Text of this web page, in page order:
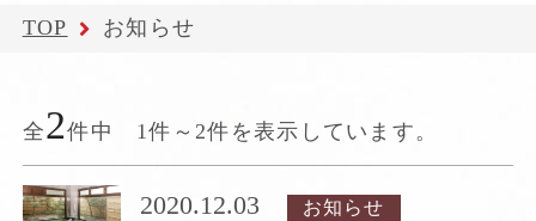
TOP お知らせ
全2件中 1件～2件を表示しています。
2020.12.03 お知らせ